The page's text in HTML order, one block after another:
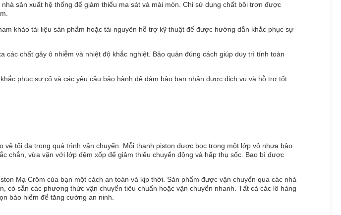
sản xuất hệ thống để giảm thiểu ma sát và mài mòn. Chỉ sử dụng chất bôi trơn được
khảo tài liệu sản phẩm hoặc tài nguyên hỗ trợ kỹ thuật để được hướng dẫn khắc phục sự
chất gây ô nhiễm và nhiệt độ khắc nghiệt. Bảo quản đúng cách giúp duy trì tính toàn
phục sự cố và các yêu cầu bảo hành để đảm bảo bạn nhận được dịch vụ và hỗ trợ tốt
tối đa trong quá trình vận chuyển. Mỗi thanh piston được bọc trong một lớp vỏ nhựa bảo
chắn, vừa vặn với lớp đệm xốp để giảm thiểu chuyển động và hấp thụ sốc. Bao bì được
Mạ Crôm của bạn một cách an toàn và kịp thời. Sản phẩm được vận chuyển qua các nhà
sẵn các phương thức vận chuyển tiêu chuẩn hoặc vận chuyển nhanh. Tất cả các lô hàng
bảo hiểm để tăng cường an ninh.